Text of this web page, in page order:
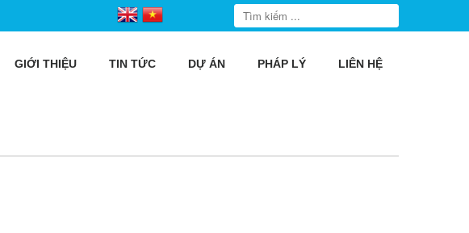
GIỚI THIỆU TIN TỨC DỰ ÁN PHÁP LÝ LIÊN HỆ